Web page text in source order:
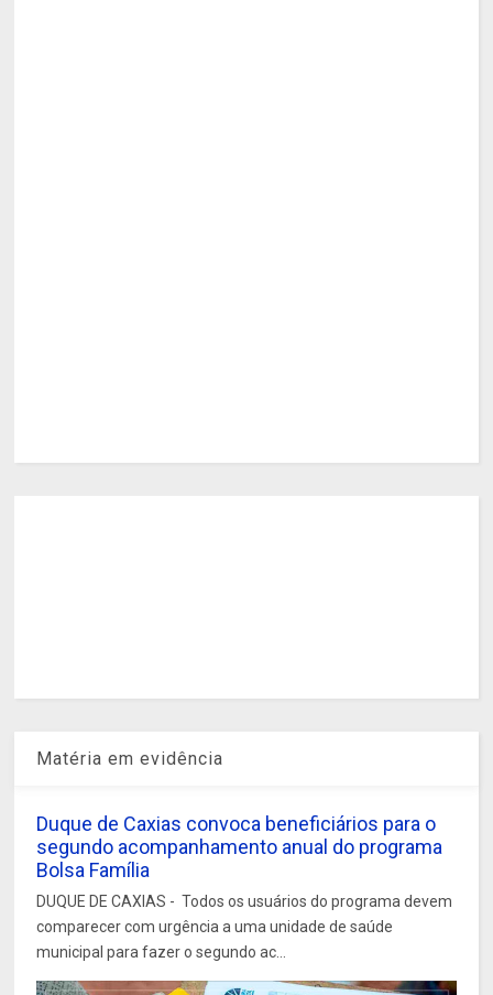
Matéria em evidência
Duque de Caxias convoca beneficiários para o
segundo acompanhamento anual do programa
Bolsa Família
DUQUE DE CAXIAS - Todos os usuários do programa devem
comparecer com urgência a uma unidade de saúde
municipal para fazer o segundo ac...